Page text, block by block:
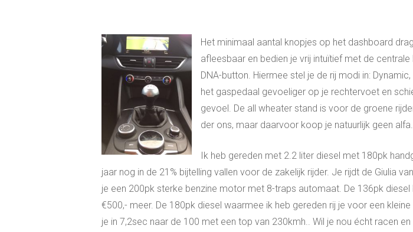
Het minimaal aantal knopjes op het dashboard
afleesbaar en bedien je vrij intuïtief met de
DNA-button. Hiermee stel je de rij modi in:
het gaspedaal gevoeliger op je rechtervoet en
gevoel. De all wheater stand is voor de groene
der ons, maar daarvoor koop je natuurlijk geen alfa.
Ik heb gereden met 2.2 liter diesel met 180pk
jaar nog in de 21% bijtelling vallen voor de zakelijk rijder. Je rijdt de Giulia
je een 200pk sterke benzine motor met 8-traps automaat. De 136pk diesel
€500,- meer. De 180pk diesel waarmee ik heb gereden rij je voor een
je in 7,2sec naar de 100 met een top van 230kmh.. Wil je nou écht racen